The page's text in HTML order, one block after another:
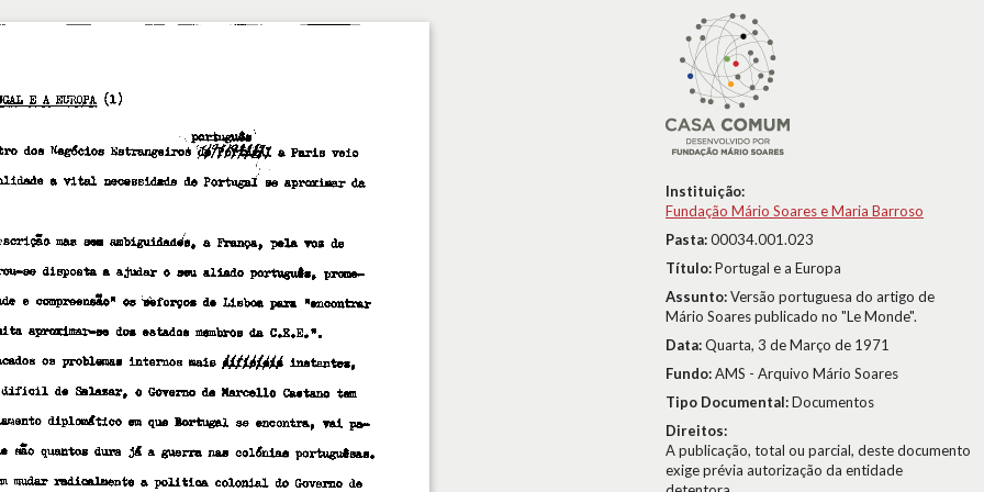
Instituição:
Fundação Mário Soares e Maria Barroso
Pasta:00034.001.023
Título:Portugal e a Europa
Assunto:Versão portuguesa do artigo de
Mário Soares publicado no "Le Monde".
Data:Quarta, 3 de Março de 1971
Fundo:AMS - Arquivo Mário Soares
Tipo Documental:Documentos
Direitos:
A publicação, total ou parcial, deste documento
exige prévia autorização da entidade